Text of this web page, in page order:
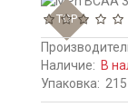
TOP
Наличие: В
Упаковка: 215